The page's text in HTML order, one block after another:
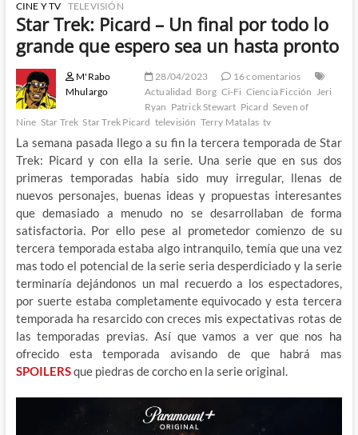
CINE Y TV TELEVISIÓN
Star Trek: Picard – Un final por todo lo
grande que espero sea un hasta pronto
M'Rabo
Mhulargo
28/04/2023
16 comentarios
Actualidad Borg Ci-Fi Ciencia Ficción Jeri
Ryan Patrick Stewart Picard Seven of
Nine Star Trek Star Trek Picard televisión Terry Matalas tv
La semana pasada llego a su fin la tercera temporada de Star
Trek: Picard y con ella la serie. Una serie que en sus dos
primeras temporadas había sido muy irregular, llenas de
nuevos personajes, buenas ideas y propuestas interesantes
que demasiado a menudo no se desarrollaban de forma
satisfactoria. Por ello pese al prometedor comienzo de su
tercera temporada estaba algo intranquilo, temía que una vez
mas todo el potencial de la serie seria desperdiciado y la serie
terminaría dejándonos un mal recuerdo a los espectadores,
por suerte estaba completamente equivocado y esta tercera
temporada ha resarcido con creces mis expectativas rotas de
las temporadas previas. Así que vamos a ver que nos ha
ofrecido esta temporada avisando de que habrá mas
SPOILERSque piedras de corcho en la serie original.